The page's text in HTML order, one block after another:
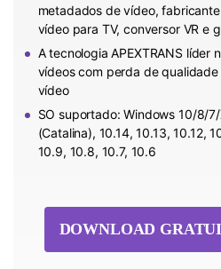
metadados de vídeo,
vídeo para TV, conversor VR e
A tecnologia APEXTRANS líder
vídeos com perda de
vídeo
SO suportado: Windows 10/8/
(Catalina), 10.14, 10.13, 10.12,
10.9, 10.8, 10.7, 10.6
DOWNLOAD